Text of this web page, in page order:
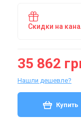
Скидки на
35 862
Нашли дешевле?
Купить